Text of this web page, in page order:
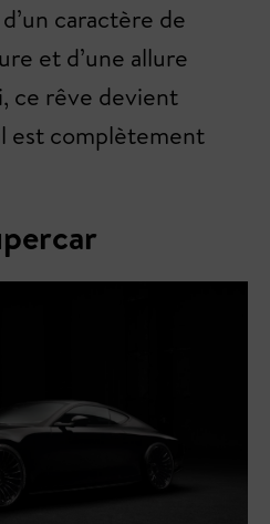
caractère de
et d’une allure
ce rêve devient
est complètement